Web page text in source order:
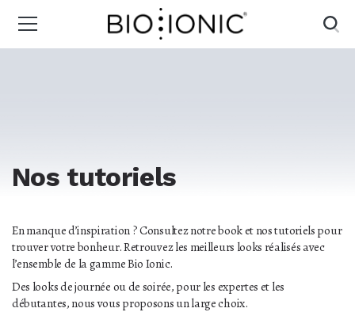
Nos tutoriels
En manque d’inspiration ? Consultez notre book et nos tutoriels pour
trouver votre bonheur. Retrouvez les meilleurs looks réalisés avec
l’ensemble de la gamme Bio Ionic.
Des looks de journée ou de soirée, pour les expertes et les
débutantes, nous vous proposons un large choix.